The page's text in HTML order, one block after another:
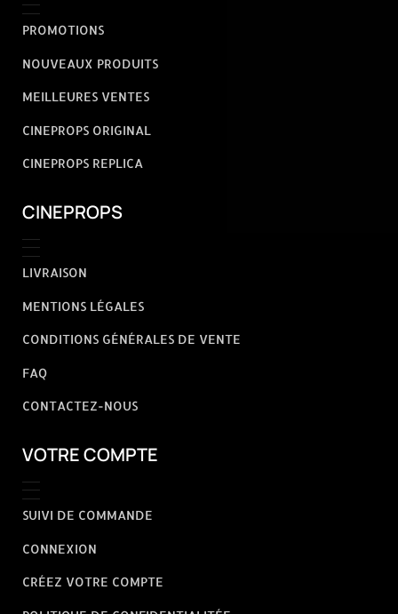
PROMOTIONS
NOUVEAUX PRODUITS
MEILLEURES VENTES
CINEPROPS ORIGINAL
CINEPROPS REPLICA
CINEPROPS
LIVRAISON
MENTIONS LÉGALES
CONDITIONS GÉNÉRALES DE VENTE
FAQ
CONTACTEZ-NOUS
VOTRE COMPTE
SUIVI DE COMMANDE
CONNEXION
CRÉEZ VOTRE COMPTE